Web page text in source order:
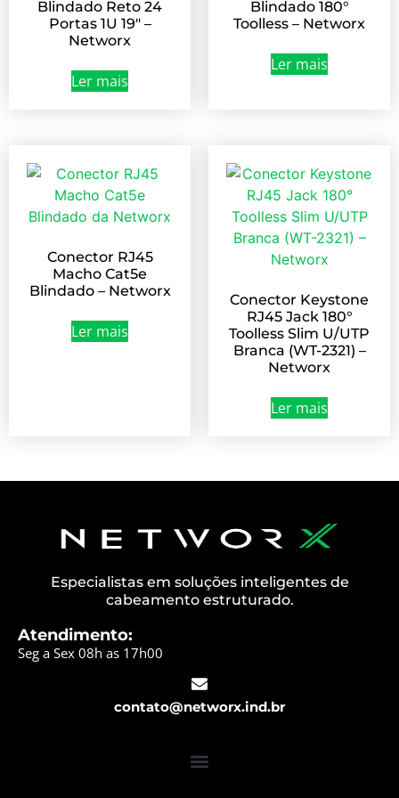
Blindado Reto 24
Portas 1U 19″ –
Networx
Ler mais
Blindado 180°
Toolless – Networx
Ler mais
Conector RJ45
Macho Cat5e
Blindado – Networx
Ler mais
Conector Keystone
RJ45 Jack 180°
Toolless Slim U/UTP
Branca (WT-2321) –
Networx
Ler mais
Especialistas em soluções inteligentes de
cabeamento estruturado.
Atendimento:
Seg a Sex 08h as 17h00
contato@networx.ind.br